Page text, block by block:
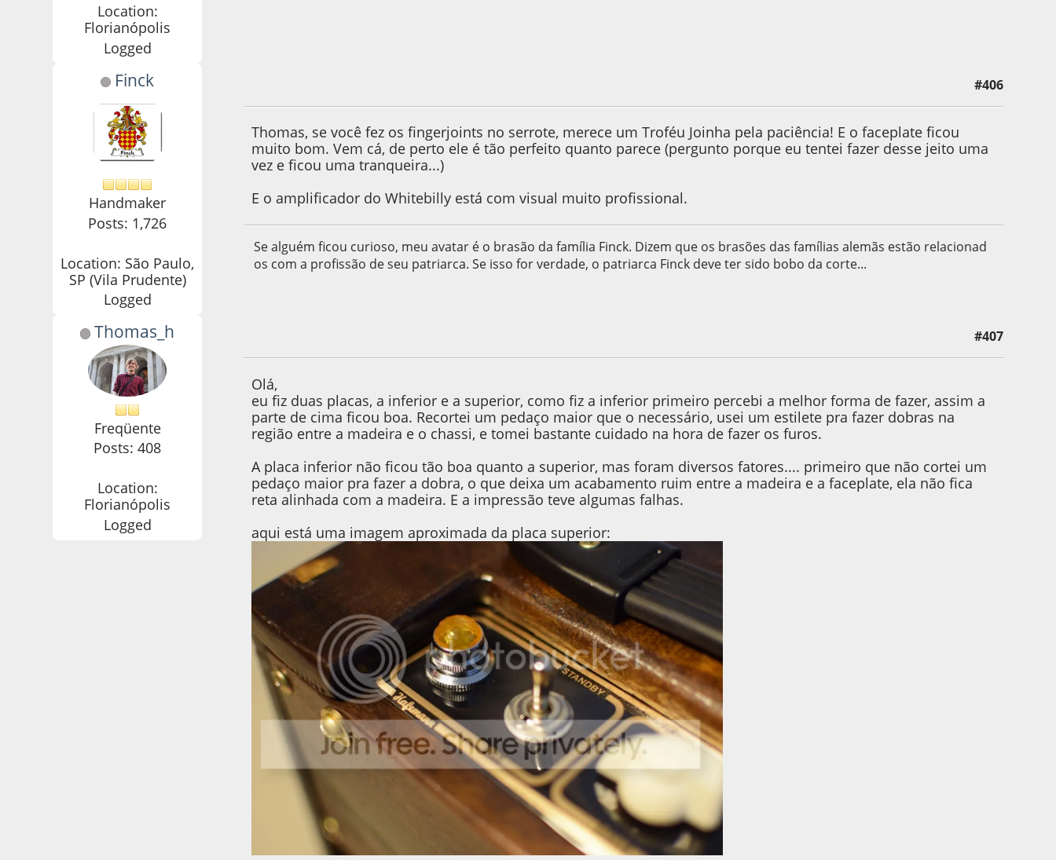
Location:
Florianópolis
Logged
Finck
Handmaker
Posts: 1,726
Location: São Paulo,
SP (Vila Prudente)
Logged
#406
Thomas, se você fez os fingerjoints no serrote, merece um Troféu Joinha pela paciência! E o faceplate ficou
muito bom. Vem cá, de perto ele é tão perfeito quanto parece (pergunto porque eu tentei fazer desse jeito uma
vez e ficou uma tranqueira...)
E o amplificador do Whitebilly está com visual muito profissional.
Se alguém ficou curioso, meu avatar é o brasão da família Finck. Dizem que os brasões das famílias alemãs estão relacionad
os com a profissão de seu patriarca. Se isso for verdade, o patriarca Finck deve ter sido bobo da corte...
Thomas_h
Freqüente
Posts: 408
Location:
Florianópolis
Logged
#407
Olá,
eu fiz duas placas, a inferior e a superior, como fiz a inferior primeiro percebi a melhor forma de fazer, assim a
parte de cima ficou boa. Recortei um pedaço maior que o necessário, usei um estilete pra fazer dobras na
região entre a madeira e o chassi, e tomei bastante cuidado na hora de fazer os furos.
A placa inferior não ficou tão boa quanto a superior, mas foram diversos fatores.... primeiro que não cortei um
pedaço maior pra fazer a dobra, o que deixa um acabamento ruim entre a madeira e a faceplate, ela não fica
reta alinhada com a madeira. E a impressão teve algumas falhas.
aqui está uma imagem aproximada da placa superior: